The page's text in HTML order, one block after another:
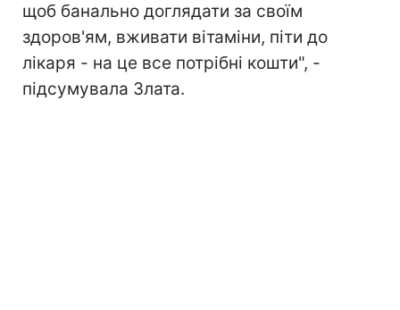
щоб банально доглядати за своїм
здоров'ям, вживати вітаміни, піти до
лікаря - на це все потрібні кошти", -
підсумувала Злата.